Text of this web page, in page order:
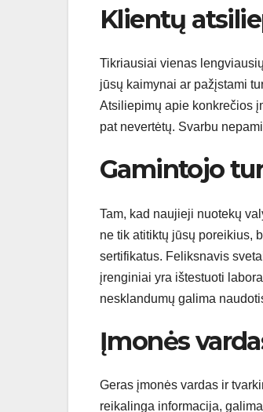
Klientų
Tikriausiai vienas
jūsų kaimynai ar pažįstami
Atsiliepimų apie konkrečios
pat nevertėtų. Svarbu
Gamintojo
Tam, kad naujieji nuotekų
ne tik atitiktų jūsų poreikius,
sertifikatus. Feliksnavis
įrenginiai yra ištestuoti
nesklandumų galima
Įmonės
Geras įmonės vardas ir
reikalinga informacija,